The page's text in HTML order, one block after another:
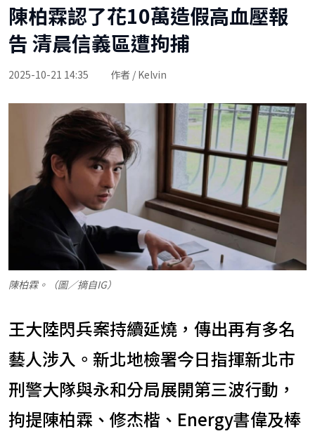
陳柏霖認了花10萬造假高血壓報
告 清晨信義區遭拘捕
2025-10-21 14:35 作者 / Kelvin
陳柏霖。（圖／摘自IG）
王大陸閃兵案持續延燒，傳出再有多名
藝人涉入。新北地檢署今日指揮新北市
刑警大隊與永和分局展開第三波行動，
拘提陳柏霖、修杰楷、Energy書偉及棒